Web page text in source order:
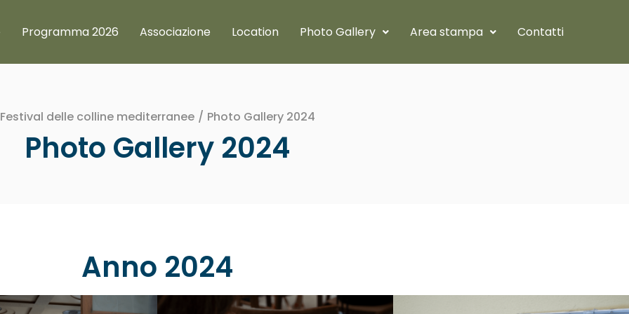
Programma 2026 Associazione Location Photo Gallery Area stampa Contatti
Festival delle colline mediterranee / Photo Gallery 2024
Photo Gallery 2024
Anno 2024